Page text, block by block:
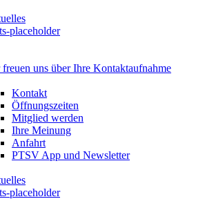
placeholder
uns über Ihre Kontaktaufnahme
Kontakt
Öffnungszeiten
Mitglied werden
Ihre Meinung
Anfahrt
PTSV App und Newsletter
placeholder